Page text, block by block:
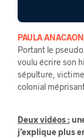
PAULA
Portant le
voulu écrire son
sépulture,
colonial
Deux vidéos :
j’explique plus